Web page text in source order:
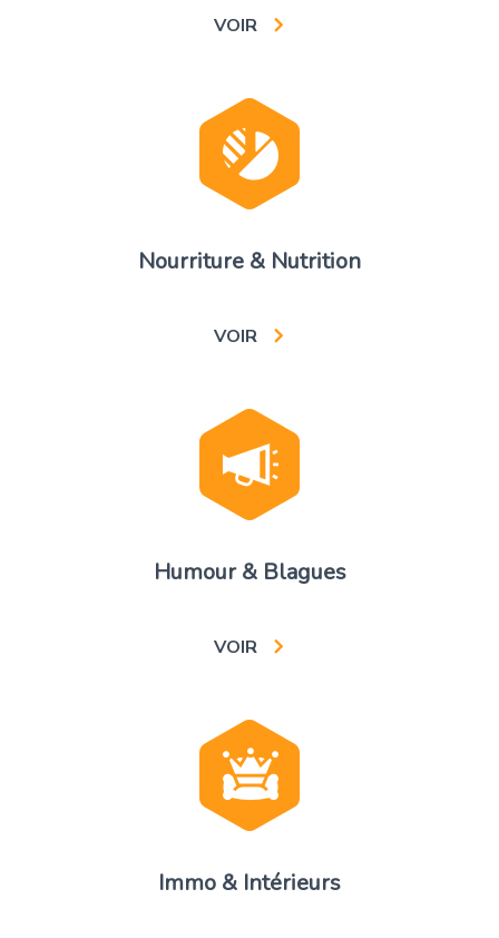
VOIR
Nourriture & Nutrition
VOIR
Humour & Blagues
VOIR
Immo & Intérieurs